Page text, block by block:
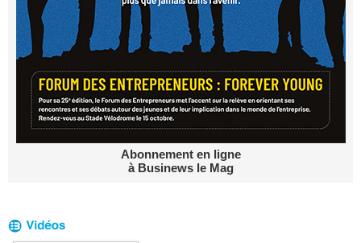
Abonnement en ligne
à Businews le Mag